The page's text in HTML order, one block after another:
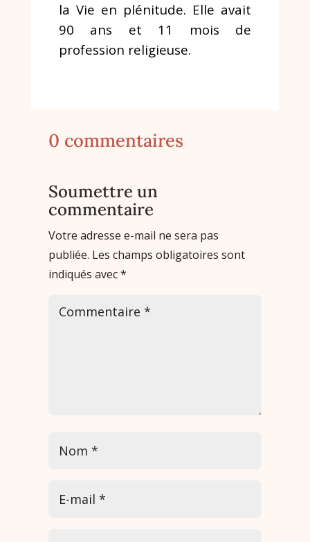
la Vie en plénitude. Elle avait
90 ans et 11 mois de
profession religieuse.
0 commentaires
Soumettre un
commentaire
Votre adresse e-mail ne sera pas
publiée. Les champs obligatoires sont
indiqués avec*